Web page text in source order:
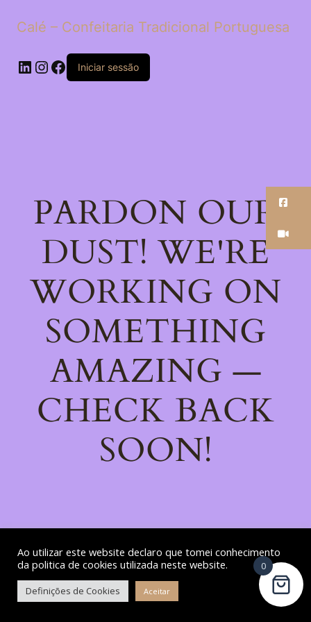
Calé – Confeitaria Tradicional Portuguesa
LinkedIn
Instagram
Facebook
Iniciar sessão
PARDON OUR
DUST! WE'RE
WORKING ON
SOMETHING
AMAZING —
CHECK BACK
SOON!
Ao utilizar este website declaro que tomei conhecimento
da politica de cookies utilizada neste website.
Definições de Cookies Aceitar
0